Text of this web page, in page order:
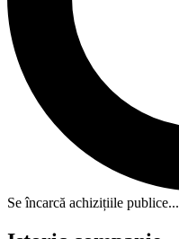
Se încarcă achizițiile publice...